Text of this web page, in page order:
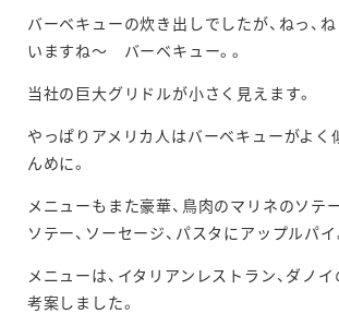
バーベキューの炊き出しでしたが、ねっ、
いますね～ バーベキュー。。
当社の巨大グリドルが小さく見えます。
やっぱりアメリカ人はバーベキューがよく
んめに。
メニューもまた豪華、鳥肉のマリネのソテ
ソテー、ソーセージ、パスタにアップルパイ
メニューは、イタリアンレストラン、ダノ
考案しました。